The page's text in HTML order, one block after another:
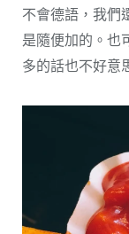
不會德語，我們
是隨便加的。也
多的話也不好意